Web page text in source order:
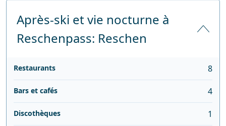
Après-ski et vie nocturne à
Reschenpass: Reschen
Restaurants 8
Bars et cafés 4
Discothèques 1